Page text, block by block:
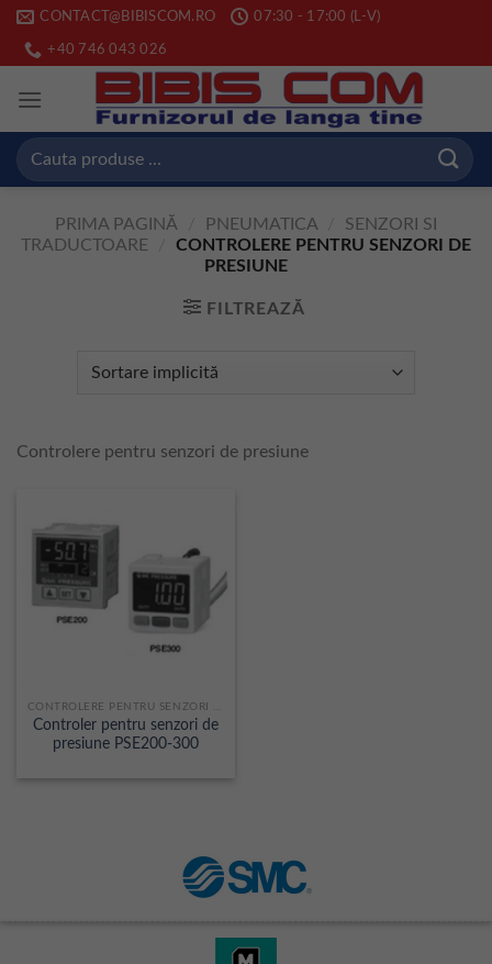
Skip
content
CONTACT@BIBISCOM.RO 07:30 - 17:00 (L-V)
+40 746 043 026
Caută
PRIMA PAGINĂ PNEUMATICA
SENZORI SI
TRADUCTOARE
CONTROLERE PENTRU SENZORI DE
PRESIUNE
FILTREAZĂ
Controlere pentru senzori de presiune
Controler pentru senzori de
presiune PSE200-300